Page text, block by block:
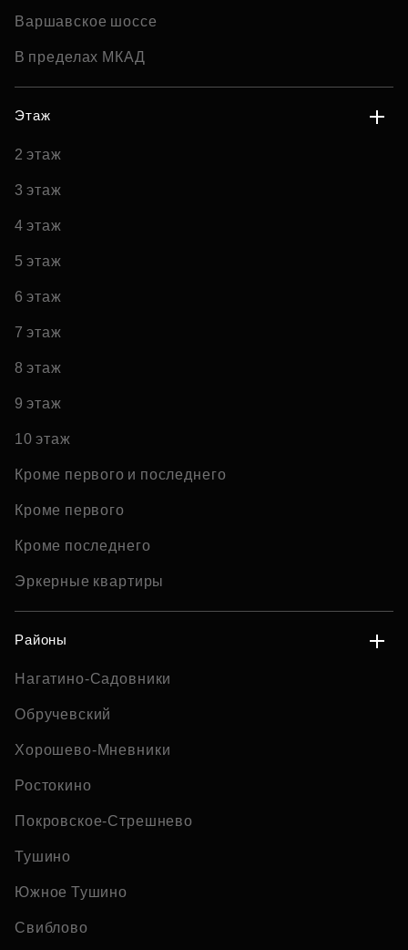
Варшавское шоссе
В пределах МКАД
Этаж
2 этаж
3 этаж
4 этаж
5 этаж
6 этаж
7 этаж
8 этаж
9 этаж
10 этаж
Кроме первого и последнего
Кроме первого
Кроме последнего
Эркерные квартиры
Районы
Нагатино-Садовники
Обручевский
Хорошево-Мневники
Ростокино
Покровское-Стрешнево
Тушино
Южное Тушино
Свиблово